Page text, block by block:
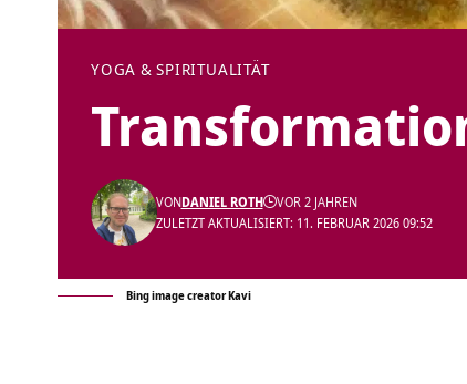
YOGA & SPIRITUALITÄT
ZULETZT AKTUALISIERT: 11. FEBRUAR 2026 09:52
VONDANIEL ROTH VOR 2 JAHREN
Bing image creator Kavi